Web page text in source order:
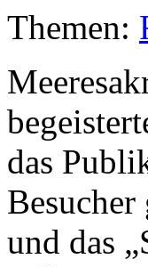
Themen:
das
und das